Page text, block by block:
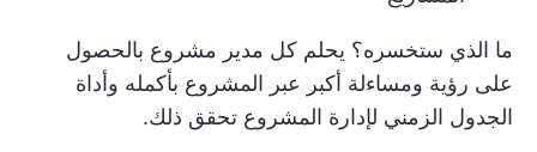
ما الذي ستخسره؟ يحلم كل مدير مشروع بالحصول
على رؤية ومساءلة أكبر عبر المشروع بأكمله وأداة
الجدول الزمني لإدارة المشروع تحقق ذلك.